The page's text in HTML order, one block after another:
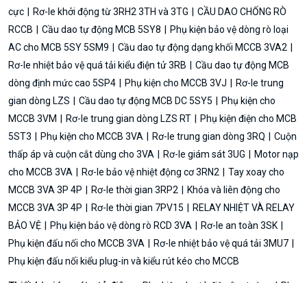
cực
Rơ-le khởi động từ 3RH2 3TH và 3TG
CẦU DAO CHỐNG RÒ
RCCB
Cầu dao tự động MCB 5SY8
Phụ kiện bảo vệ dòng rò loại
AC cho MCB 5SY 5SM9
Cầu dao tự động dạng khối MCCB 3VA2
Rơ-le nhiệt bảo vệ quá tải kiểu điện tử 3RB
Cầu dao tự động MCB
dòng định mức cao 5SP4
Phụ kiện cho MCCB 3VJ
Rơ-le trung
gian dòng LZS
Cầu dao tự động MCB DC 5SY5
Phụ kiện cho
MCCB 3VM
Rơ-le trung gian dòng LZS RT
Phụ kiện điện cho MCB
5ST3
Phụ kiện cho MCCB 3VA Rơ-le trung gian dòng 3RQ
Cuộn
thấp áp và cuộn cắt dùng cho 3VA
Rơ-le giám sát 3UG
Motor nạp
cho MCCB 3VA
Rơ-le bảo vệ nhiệt động cơ 3RN2
Tay xoay cho
MCCB 3VA 3P 4P
Rơ-le thời gian 3RP2
Khóa và liên động cho
MCCB 3VA 3P 4P
Rơ-le thời gian 7PV15
RELAY NHIỆT VÀ RELAY
BẢO VỆ
Phụ kiện bảo vệ dòng rò RCD 3VA
Rơ-le an toàn 3SK
Phụ kiện đấu nối cho MCCB 3VA
Rơ-le nhiệt bảo vệ quá tải 3MU7
Phụ kiện đấu nối kiểu plug-in và kiểu rút kéo cho MCCB